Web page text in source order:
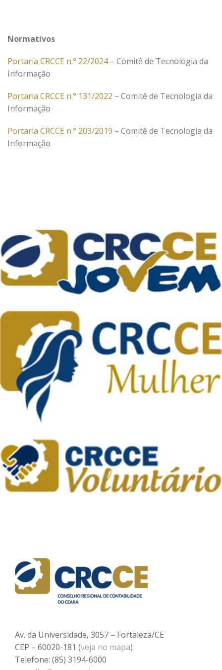
Normativos
Portaria CRCCE n.° 22/2024– Comitê de Tecnologia da
Informação
Portaria CRCCE n.° 131/2022 – Comitê de Tecnologia da
Informação
Portaria CRCCE n.° 203/2019 – Comitê de Tecnologia da
Informação
Av. da Universidade, 3057 – Fortaleza/CE
CEP – 60020-181 (veja no mapa)
Telefone: (85) 3194-6000